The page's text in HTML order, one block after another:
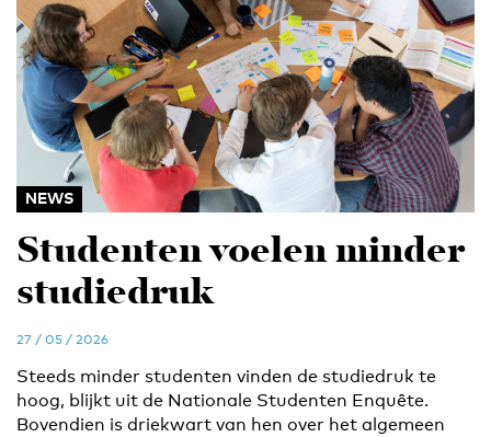
NEWS
Studenten voelen minder
studiedruk
27 / 05 / 2026
Steeds minder studenten vinden de studiedruk te
hoog, blijkt uit de Nationale Studenten Enquête.
Bovendien is driekwart van hen over het algemeen